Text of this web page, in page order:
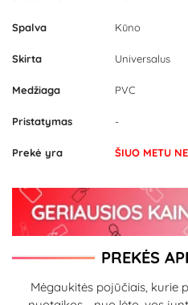
Spalva Kūno
Skirta Universalus
Medžiaga PVC
Pristatymas -
Prekė yra ŠIUO METU
PREKĖS
Mėgaukitės pojūčiais, kurie